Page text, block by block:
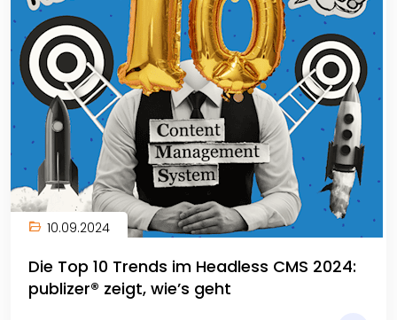
10.09.2024
Die Top 10 Trends im Headless CMS 2024:
publizer® zeigt, wie’s geht